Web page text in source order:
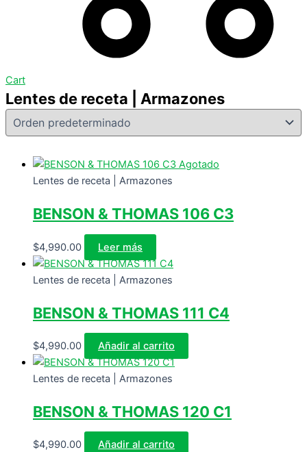
Cart
Lentes de receta | Armazones
Agotado
Lentes de receta | Armazones
BENSON & THOMAS 106 C3
$4,990.00 Leer más
Lentes de receta | Armazones
BENSON & THOMAS 111 C4
$4,990.00 Añadir al carrito
Lentes de receta | Armazones
BENSON & THOMAS 120 C1
$4,990.00
Añadir al carrito